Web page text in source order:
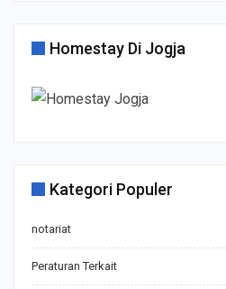
Homestay Di Jogja
Kategori Populer
notariat
Peraturan Terkait